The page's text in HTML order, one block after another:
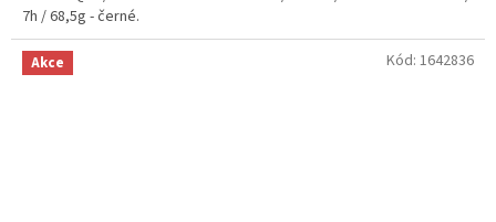
7h / 68,5g - černé.
Akce Kód: 1642836